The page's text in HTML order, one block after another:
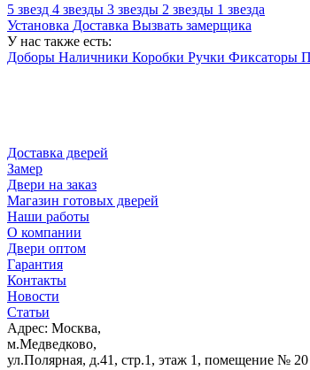
5 звезд 4 звезды 3 звезды 2 звезды 1 звезда
Установка Доставка Вызвать замерщика
У нас также есть:
Доборы Наличники Коробки Ручки Фиксаторы
Доставка дверей
Замер
Двери на заказ
Магазин готовых дверей
Наши работы
О компании
Двери оптом
Гарантия
Контакты
Новости
Статьи
Адрес: Москва,
м.Медведково,
ул.Полярная, д.41, стр.1, этаж 1, помещение № 20